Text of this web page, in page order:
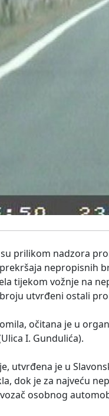
prilikom nadzora
nepropisnih
tijekom vožnje na
utvrđeni ostali
očitana je u
I. Gundulića).
utvrđena je u
dok je za najveću
osobnog